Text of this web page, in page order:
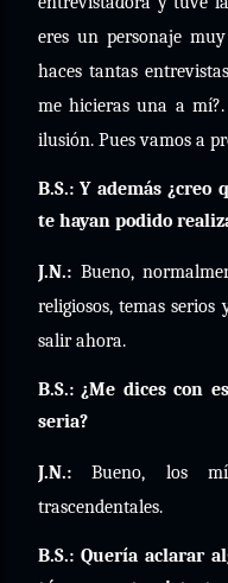
eres un personaje
haces tantas
me hicieras una a
ilusión. Pues vamos a
B.S.: Y además
te hayan podido
J.N.: Bueno,
religiosos, temas
salir ahora.
B.S.: ¿Me dices con
seria?
J.N.: Bueno, los
trascendentales.
B.S.: Quería aclarar